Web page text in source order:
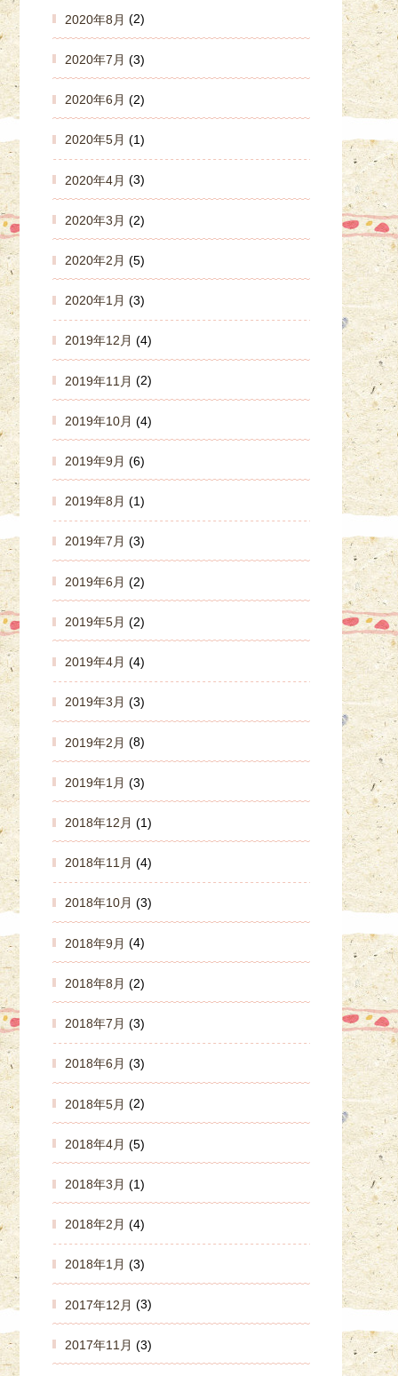
2020年8月 (2)
2020年7月 (3)
2020年6月 (2)
2020年5月 (1)
2020年4月 (3)
2020年3月 (2)
2020年2月 (5)
2020年1月 (3)
2019年12月 (4)
2019年11月 (2)
2019年10月 (4)
2019年9月 (6)
2019年8月 (1)
2019年7月 (3)
2019年6月 (2)
2019年5月 (2)
2019年4月 (4)
2019年3月 (3)
2019年2月 (8)
2019年1月 (3)
2018年12月 (1)
2018年11月 (4)
2018年10月 (3)
2018年9月 (4)
2018年8月 (2)
2018年7月 (3)
2018年6月 (3)
2018年5月 (2)
2018年4月 (5)
2018年3月 (1)
2018年2月 (4)
2018年1月 (3)
2017年12月 (3)
2017年11月 (3)